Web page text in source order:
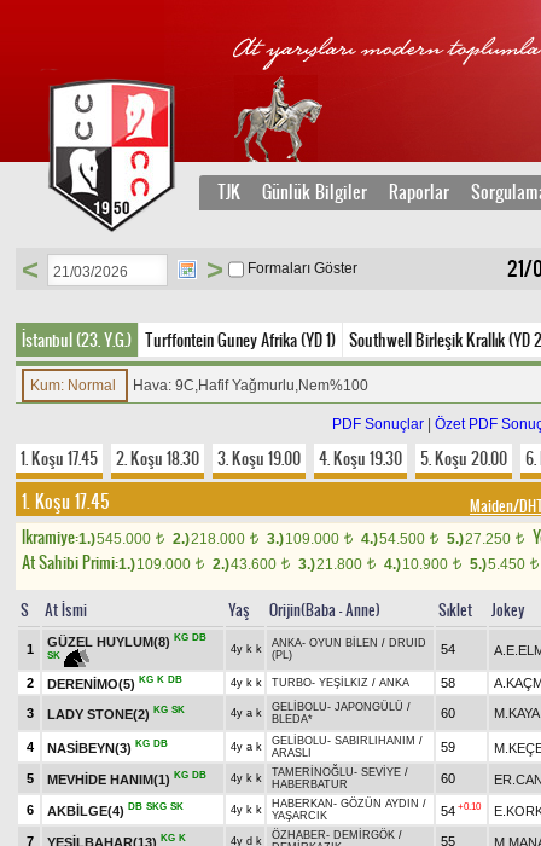
TJK Günlük Bilgiler Raporlar
21/
< > Formaları Göster
İstanbul (23. Y.G.) Turffontein Guney Afrika (YD 1) Southwell Birleşik Krallık (YD
Kum: Normal Hava: 9C,Hafif Yağmurlu,Nem%100
PDF Sonuçlar Özet PDF
1. Koşu 17.45 2. Koşu 18.30 3. Koşu 19.00 4. Koşu 19.30 5. Koşu 20.00 6.
1. Koşu 17.45 Maiden/
Ikramiye:1.)545.000 t 2.)218.000 t 3.)109.000 t 4.)54.500 t 5.)27.250 t
At Sahibi Primi:1.)109.000 t 2.)43.600 t 3.)21.800 t 4.)10.900 t 5.)5.450 t
S At İsmi Yaş Orijin(Baba - Anne) Sıklet Jokey
1
GÜZEL HUYLUM(8) KG DB
SK
4y k k ANKA- OYUN BİLEN / DRUID
(PL)
54
2 DERENİMO(5) KG K DB 4y k k TURBO- YEŞİLKIZ / ANKA 58
3 LADY STONE(2) KG SK 4y a k GELİBOLU- JAPONGÜLÜ /
BLEDA*
60 M.KAYA
4 NASİBEYN(3) KG DB 4y a k GELİBOLU- SABIRLIHANIM /
ARASLI
59
5 MEVHİDE HANIM(1) KG DB 4y k k TAMERİNOĞLU- SEVİYE /
HABERBATUR
60
6 AKBİLGE(4) DB SKG SK 4y k k HABERKAN - GÖZÜN AYDIN /
YAŞARCIK
54 +0.10
7 YEŞİLBAHAR(13) KG K 4y d k ÖZHABER- DEMİRGÖK /
55